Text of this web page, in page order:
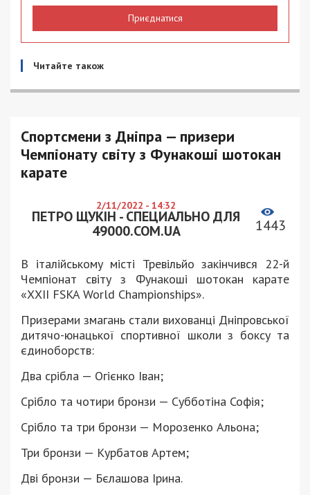
Приєднатися
Читайте також
Спортсмени з Дніпра — призери
Чемпіонату світу з Фунакоші шотокан
карате
2/11/2022 - 14:32
ПЕТРО ЩУКІН - СПЕЦИАЛЬНО ДЛЯ
49000.COM.UA
1443
В італійському місті Тревільйо закінчився 22-й
Чемпіонат світу з Фунакоші шотокан карате
«ХХII FSKA World Championships».
Призерами змагань стали вихованці Дніпровської
дитячо-юнацької спортивної школи з боксу та
єдиноборств:
Два срібла — Огієнко Іван;
Срібло та чотири бронзи — Субботіна Софія;
Срібло та три бронзи — Морозенко Альона;
Три бронзи — Курбатов Артем;
Дві бронзи — Бєлашова Ірина.